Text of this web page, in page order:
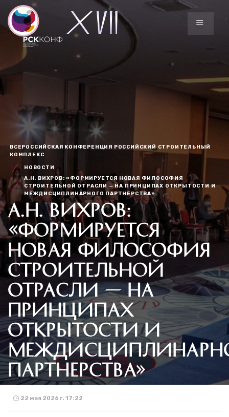
ВСЕРОССИЙСКАЯ КОНФЕРЕНЦИЯ РОССИЙСКИЙ СТРОИТЕЛЬНЫЙ
КОМПЛЕКС
НОВОСТИ
А.Н. ВИХРОВ: «ФОРМИРУЕТСЯ НОВАЯ ФИЛОСОФИЯ
СТРОИТЕЛЬНОЙ ОТРАСЛИ — НА ПРИНЦИПАХ ОТКРЫТОСТИ И
МЕЖДИСЦИПЛИНАРНОГО ПАРТНЕРСТВА»
А.Н. ВИХРОВ:
«ФОРМИРУЕТСЯ
НОВАЯ ФИЛОСОФИЯ
СТРОИТЕЛЬНОЙ
ОТРАСЛИ — НА
ПРИНЦИПАХ
ОТКРЫТОСТИ И
ПАРТНЕРСТВА»
22 мая 2026 г. 17:22